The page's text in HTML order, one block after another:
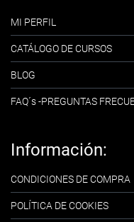
MI PERFIL
CATÁLOGO DE CURSOS
BLOG
FAQ´s -PREGUNTAS
Información:
CONDICIONES DE COMPRA
POLÍTICA DE COOKIES